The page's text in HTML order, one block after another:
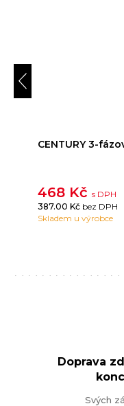
CENTURY 3-
468 Kčs DPH
387.00 Kč bez DPH
Skladem u výrobce
Doprava
Svých